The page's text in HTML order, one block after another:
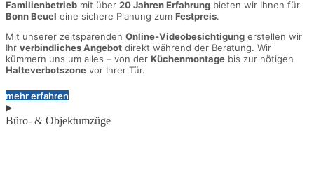
Familienbetrieb mit über 20 Jahren Erfahrung bieten wir Ihnen für
Bonn Beuel eine sichere Planung zum Festpreis.
Mit unserer zeitsparenden Online-Videobesichtigung erstellen wir
Ihr verbindliches Angebot direkt während der Beratung. Wir
kümmern uns um alles – von der Küchenmontage bis zur nötigen
Halteverbotszone vor Ihrer Tür.
mehr erfahren
Büro- & Objektumzüge